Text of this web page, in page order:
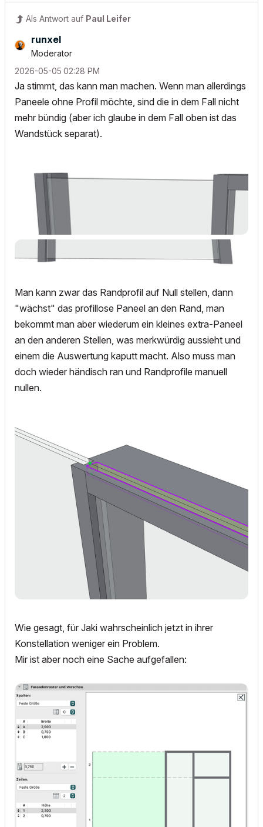
Als Antwort auf Paul Leifer
runxel
Moderator
‎2026-05-05 02:28 PM
Ja stimmt, das kann man machen. Wenn man allerdings
Paneele ohne Profil möchte, sind die in dem Fall nicht
mehr bündig (aber ich glaube in dem Fall oben ist das
Wandstück separat).
Man kann zwar das Randprofil auf Null stellen, dann
"wächst" das profillose Paneel an den Rand, man
bekommt man aber wiederum ein kleines extra-Paneel
an den anderen Stellen, was merkwürdig aussieht und
einem die Auswertung kaputt macht. Also muss man
doch wieder händisch ran und Randprofile manuell
nullen.
Wie gesagt, für Jaki wahrscheinlich jetzt in ihrer
Konstellation weniger ein Problem.
Mir ist aber noch eine Sache aufgefallen: